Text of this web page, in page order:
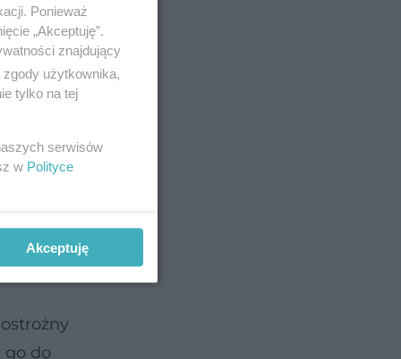
go do
Ponieważ
„Akceptuję”.
znajdujący
użytkownika,
tylko na tej
serwisów
w Polityce
Akceptuję